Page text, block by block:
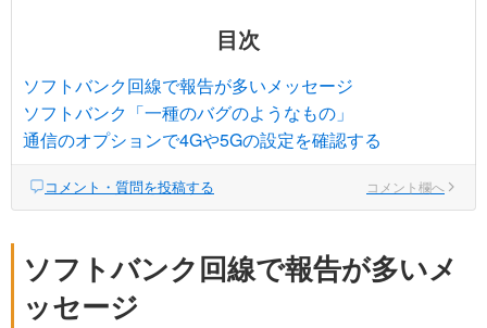
目次
ソフトバンク回線で報告が多いメッセージ
ソフトバンク「一種のバグのようなもの」
通信のオプションで4Gや5Gの設定を確認する
コメント・質問を投稿する コメント欄へ
ソフトバンク回線で報告が多いメ
ッセージ